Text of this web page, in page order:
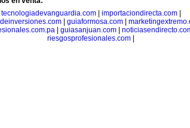
tecnologiadevanguardia.com| importaciondirecta.com|
| guiaformosa.com|
guiasanjuan.com
riesgosprofesionales.com